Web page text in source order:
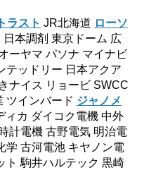
ラスト JR北海道 ローソ
日本調剤 東京ドーム 広
ーヤマ パソナ マイナビ
テッドリー 日本アクア
ナイス リョービ SWCC
ツインバード ジャノメ
ィカ ダイコク電機 中外
計電機 古野電気 明治電
学 古河電池 キヤノン電
ト 駒井ハルテック 黒崎